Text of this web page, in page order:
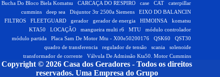
Bucha Do Bloco Biela Komatsu
CARCAÇA DO RESPIRO case CAT
caterpillar
cummins
deep sea Disjuntor 3tr 2500a Siemens
EIXO DO BALANCIN
FILTROS
FLEETGUARD gerador gerador de energia HIMOINSA
komatsu
KTA50
LOCAÇÃO mangueira multi r6 MTU
módulo controlador
módulo partida
Placa Sam De Motor Mtu - X00e50200176 QSK60
QST30
quadro de transferencia
regulador de tensão scania
solenoide
transformador de corrente
Válvula De Admissão Kta50. Motor Cummins
Copyright © 2026 Casa dos Geradores - Todos os direitos
reservados. Uma Empresa do Grupo